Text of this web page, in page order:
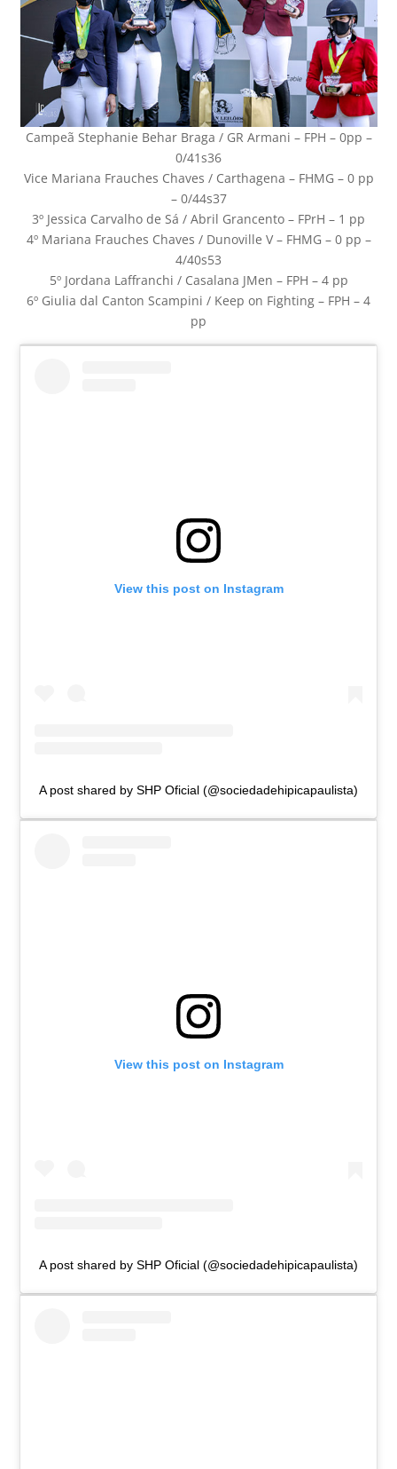
Campeã Stephanie Behar Braga / GR Armani – FPH – 0pp –
0/41s36
Vice Mariana Frauches Chaves / Carthagena – FHMG – 0 pp
– 0/44s37
3º Jessica Carvalho de Sá / Abril Grancento – FPrH – 1 pp
4º Mariana Frauches Chaves / Dunoville V – FHMG – 0 pp –
4/40s53
5º Jordana Laffranchi / Casalana JMen – FPH – 4 pp
6º Giulia dal Canton Scampini / Keep on Fighting – FPH – 4
pp
View this post on Instagram
A post shared by SHP Oficial (@sociedadehipicapaulista)
View this post on Instagram
A post shared by SHP Oficial (@sociedadehipicapaulista)